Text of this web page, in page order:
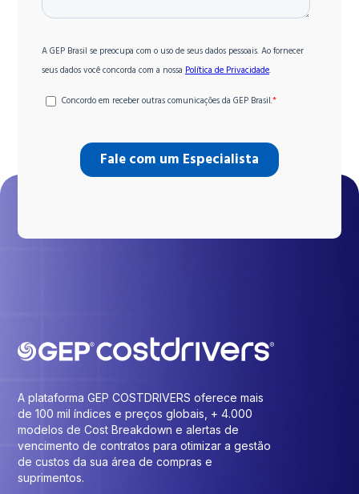
A plataforma GEP COSTDRIVERS oferece mais
de 100 mil índices e preços globais, + 4.000
modelos de Cost Breakdown e alertas de
vencimento de contratos para otimizar a gestão
de custos da sua área de compras e
suprimentos.